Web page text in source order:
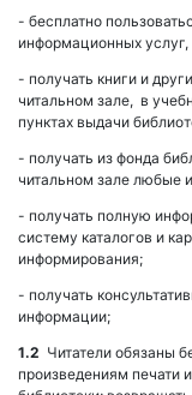
- бесплатно
информационных
- получать книги и
читальном зале, в
пунктах выдачи
- получать из фонда
читальном зале любые
- получать полную
систему каталогов и
информирования;
- получать
информации;
1.2 Читатели обязаны
произведениям печати